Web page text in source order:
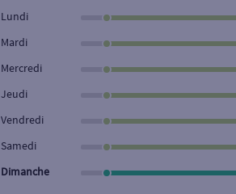
Rue
Lundi
Mardi
Mercredi
Jeudi
Vendredi
Samedi
Dimanche